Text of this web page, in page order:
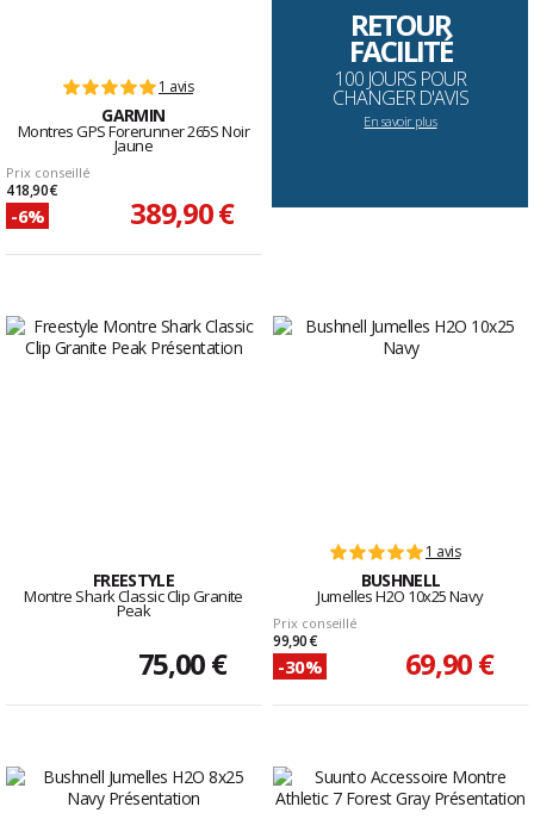
1 avis
GARMIN
Montres GPS Forerunner 265S Noir
Jaune
Prix conseillé
418,90 €
-6% 389,90 €
RETOUR
FACILITÉ
100 JOURS POUR
CHANGER D'AVIS
En savoir plus
FREESTYLE
Montre Shark Classic Clip Granite
Peak
75,00 €
1 avis
BUSHNELL
Jumelles H2O 10x25 Navy
Prix conseillé
99,90 €
-30% 69,90 €